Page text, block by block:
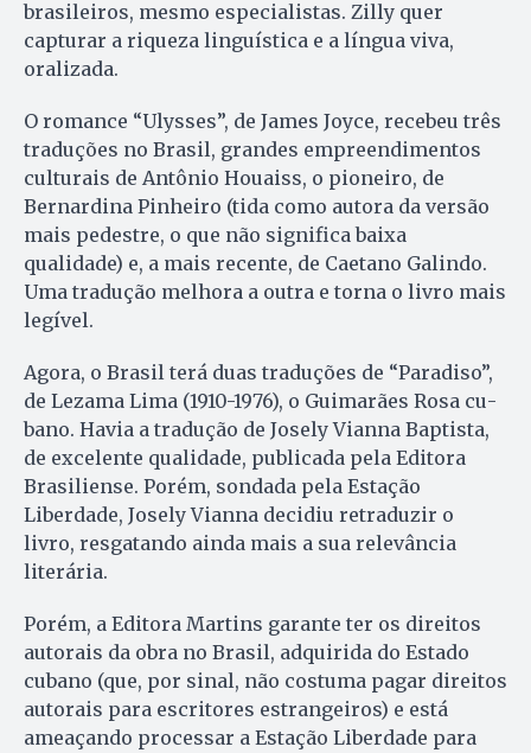
brasileiros, mesmo especialistas. Zilly quer
capturar a riqueza linguística e a língua viva,
oralizada.
O romance “Ulysses”, de James Joyce, recebeu três
traduções no Brasil, grandes empreendimentos
culturais de Antônio Houaiss, o pioneiro, de
Bernardina Pinheiro (tida como autora da versão
mais pedestre, o que não significa baixa
qualidade) e, a mais recente, de Caetano Galindo.
Uma tradução melhora a outra e torna o livro mais
legível.
Agora, o Brasil terá duas traduções de “Paradiso”,
de Lezama Li­ma (1910-1976), o Guimarães Ro­sa cu­
bano. Havia a tradução de Josely Vi­anna Baptista,
de excelente qualidade, publicada pela Editora
Bra­siliense. Porém, sondada pela Es­tação
Liberdade, Josely Vianna de­cidiu retraduzir o
livro, resgatando ainda mais a sua relevância
literária.
Porém, a Editora Martins garante ter os direitos
autorais da obra no Brasil, adquirida do Es­tado
cubano (que, por sinal, não costuma pagar direitos
autorais para escritores estrangeiros) e está
ameaçando processar a Estação Liberdade para